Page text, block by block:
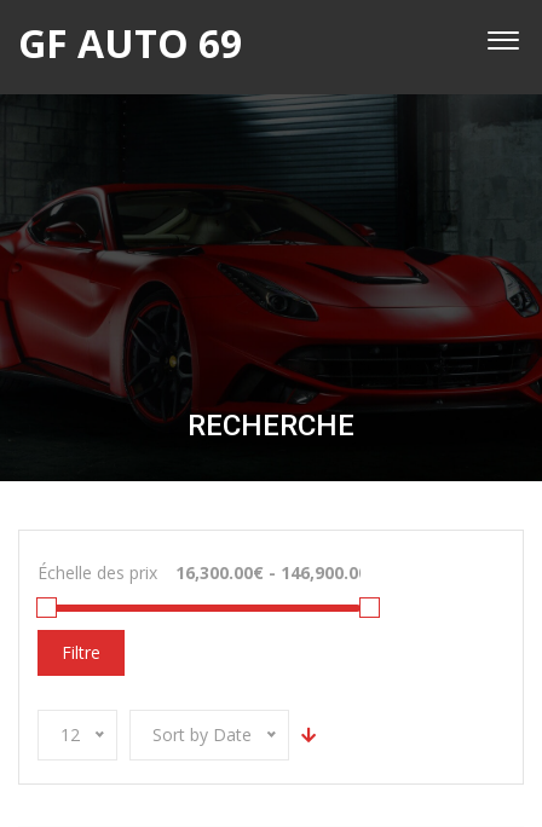
GF AUTO 69
RECHERCHE
Échelle des prix
Filtre
12 Sort by Date